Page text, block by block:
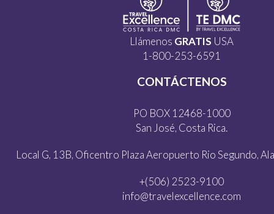
Llámenos GRATIS USA
1-800-253-6591
CONTÁCTENOS
PO BOX 12468-1000
San José, Costa Rica.
Local G, 13B, Oficentro Plaza Aeropuerto Rio Segundo,
+(506) 2523-9100
info@travelexcellence.com